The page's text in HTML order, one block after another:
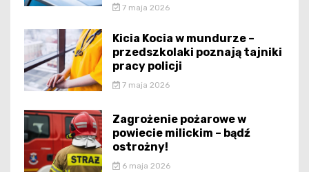
7 maja 2026
Kicia Kocia w mundurze –
przedszkolaki poznają tajniki
pracy policji
7 maja 2026
Zagrożenie pożarowe w
powiecie milickim – bądź
ostrożny!
6 maja 2026